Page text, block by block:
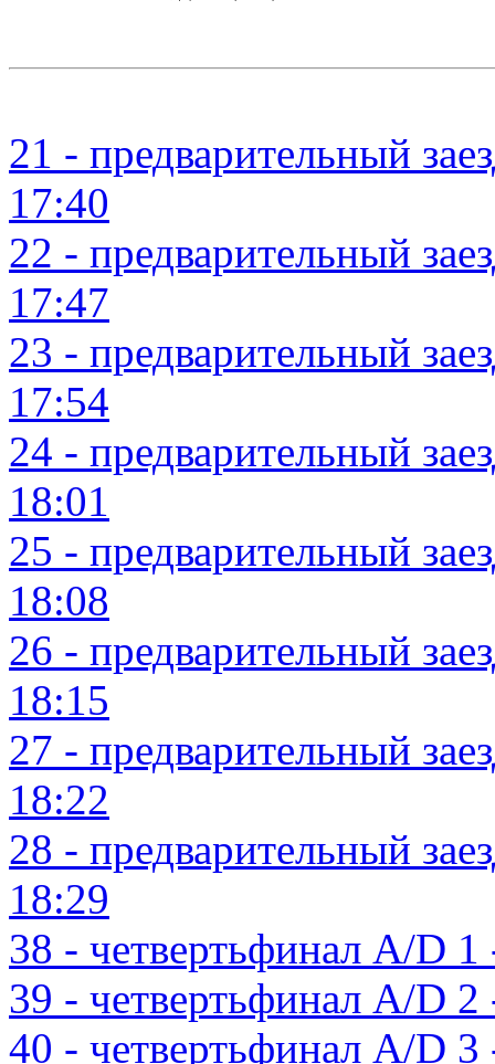
21 - предварительный
17:40
22 - предварительный
17:47
23 - предварительный
17:54
24 - предварительный
18:01
25 - предварительный
18:08
26 - предварительный
18:15
27 - предварительный
18:22
28 - предварительный
18:29
38 - четвертьфинал A/D
39 - четвертьфинал A/D
40 - четвертьфинал A/D